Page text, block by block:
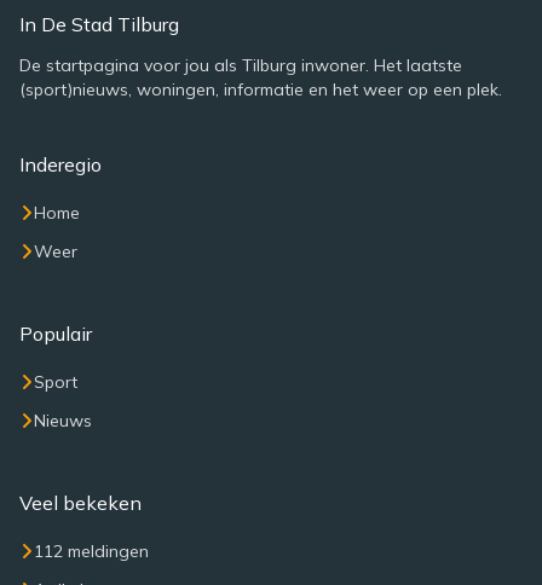
In De Stad Tilburg
De startpagina voor jou als Tilburg inwoner. Het laatste
(sport)nieuws, woningen, informatie en het weer op een plek.
Inderegio
Home
Weer
Populair
Sport
Nieuws
Veel bekeken
112 meldingen